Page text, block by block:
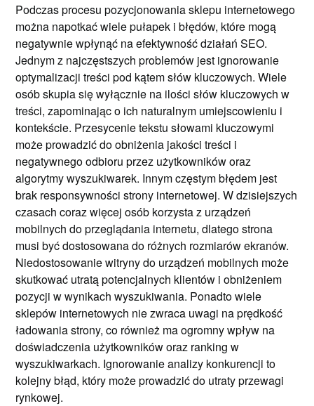
Podczas procesu pozycjonowania sklepu internetowego
można napotkać wiele pułapek i błędów, które mogą
negatywnie wpłynąć na efektywność działań SEO.
Jednym z najczęstszych problemów jest ignorowanie
optymalizacji treści pod kątem słów kluczowych. Wiele
osób skupia się wyłącznie na ilości słów kluczowych w
treści, zapominając o ich naturalnym umiejscowieniu i
kontekście. Przesycenie tekstu słowami kluczowymi
może prowadzić do obniżenia jakości treści i
negatywnego odbioru przez użytkowników oraz
algorytmy wyszukiwarek. Innym częstym błędem jest
brak responsywności strony internetowej. W dzisiejszych
czasach coraz więcej osób korzysta z urządzeń
mobilnych do przeglądania internetu, dlatego strona
musi być dostosowana do różnych rozmiarów ekranów.
Niedostosowanie witryny do urządzeń mobilnych może
skutkować utratą potencjalnych klientów i obniżeniem
pozycji w wynikach wyszukiwania. Ponadto wiele
sklepów internetowych nie zwraca uwagi na prędkość
ładowania strony, co również ma ogromny wpływ na
doświadczenia użytkowników oraz ranking w
wyszukiwarkach. Ignorowanie analizy konkurencji to
kolejny błąd, który może prowadzić do utraty przewagi
rynkowej.